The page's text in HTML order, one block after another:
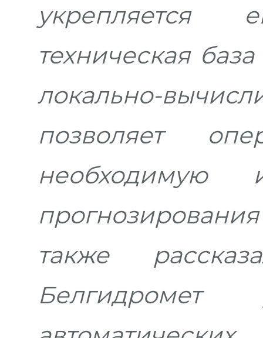
укрепляется
техническая
локально-
позволяет
необходимую
также
Белгидромет